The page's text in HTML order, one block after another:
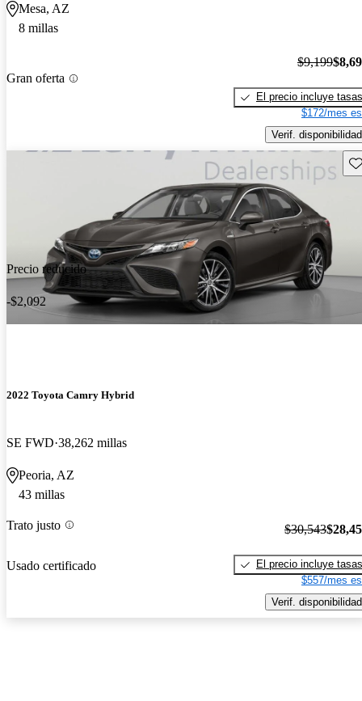
Mesa, AZ
8 millas
Gran oferta
$9,199
El precio incluye tasas
$172/mes
Verif. disponibilidad
Precio reducido
-$2,092
2022 Toyota Camry Hybrid
SE FWD 38,262 millas
Peoria, AZ
43 millas
Trato justo
Usado certificado
$30,543
El precio incluye tasas
$557/mes
Verif. disponibilidad